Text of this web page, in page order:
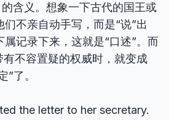
的含义。想象一下古代的国王或
不亲自动手写，而是“说”出
属记录下来，这就是“口述”。而
有不容置疑的权威时，就变成
”了。
the letter to her secretary.